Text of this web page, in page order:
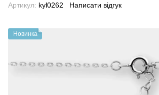
Артикул: kyl0262 Написати відгук
Новинка